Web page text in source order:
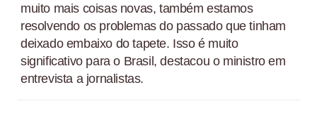
muito mais coisas novas, também estamos
resolvendo os problemas do passado que tinham
deixado embaixo do tapete. Isso é muito
significativo para o Brasil, destacou o ministro em
entrevista a jornalistas.